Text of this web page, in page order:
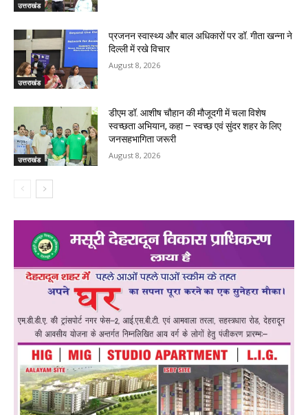
उत्तराखंड
उत्तराखंड
प्रजनन स्वास्थ्य और बाल अधिकारों पर डॉ. गीता खन्ना ने
दिल्ली में रखे विचार
August 8, 2026
उत्तराखंड
डीएम डॉ. आशीष चौहान की मौजूदगी में चला विशेष
स्वच्छता अभियान, कहा – स्वच्छ एवं सुंदर शहर के लिए
जनसहभागिता जरूरी
August 8, 2026